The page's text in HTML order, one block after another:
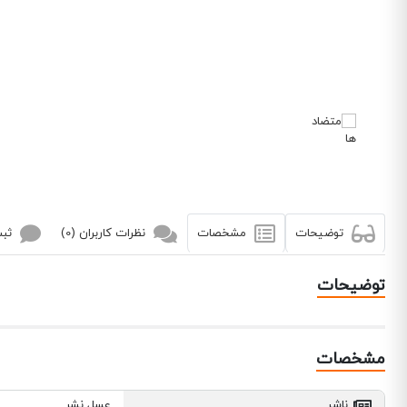
توضیحات مشخصات نظرات کاربران (0)
توضیحات
مشخصات